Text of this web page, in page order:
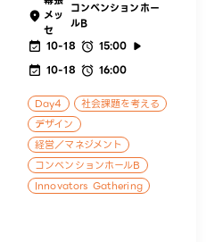
メッ
セ
コンベンションホー
ルB
10-18
15:00
10-18
16:00
Day4
社会課題を考える
デザイン
経営／マネジメント
コンベンションホールB
Innovators Gathering